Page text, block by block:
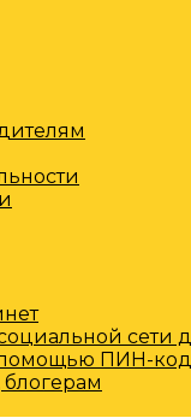
сети
помощью ПИН-